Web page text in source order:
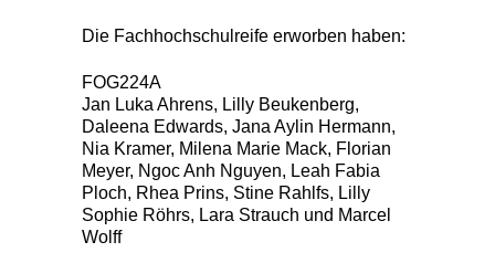
Die Fachhochschulreife erworben haben:
FOG224A
Jan Luka Ahrens, Lilly Beukenberg,
Daleena Edwards, Jana Aylin Hermann,
Nia Kramer, Milena Marie Mack, Florian
Meyer, Ngoc Anh Nguyen, Leah Fabia
Ploch, Rhea Prins, Stine Rahlfs, Lilly
Sophie Röhrs, Lara Strauch und Marcel
Wolff